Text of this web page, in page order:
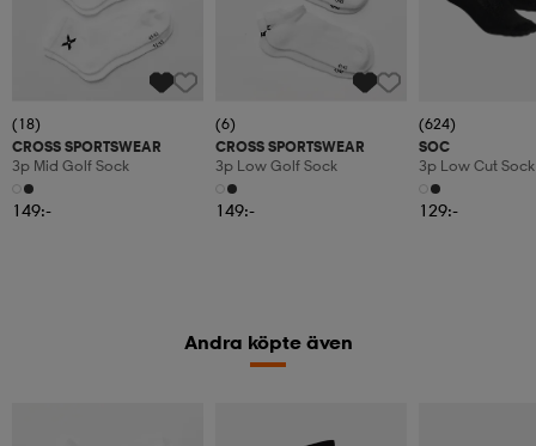
(18)
CROSS SPORTSWEAR
3p Mid Golf Sock
149:-
(6)
CROSS SPORTSWEAR
3p Low Golf Sock
149:-
(624)
SOC
3p Low Cut Sock
129:-
Andra köpte även